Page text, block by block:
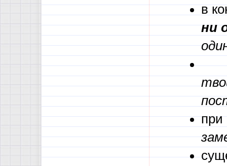
в
ни
при